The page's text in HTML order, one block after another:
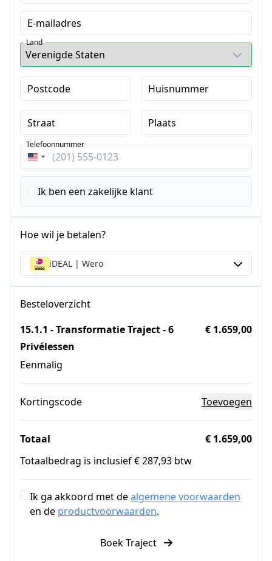
E-mailadres
Land
Postcode Huisnummer
Straat Plaats
Verenigde
Staten
+1
Telefoonnummer
Ik ben een zakelijke klant
Hoe wil je betalen?
iDEAL | Wero
Besteloverzicht
15.1.1 - Transformatie Traject - 6
Privélessen
Eenmalig
€ 1.659,00
Kortingscode Toevoegen
Totaal
€ 1.659,00
Totaalbedrag is inclusief € 287,93 btw
Ik ga akkoord met dealgemene voorwaarden
en de productvoorwaarden.
Boek Traject